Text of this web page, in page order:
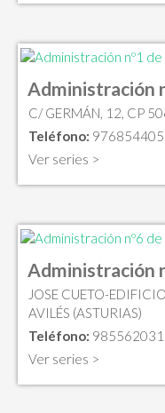
Administración
C/ GERMÁN, 12, CP
Teléfono: 976854405
Ver series >
Administración
JOSE CUETO-
AVILÉS (ASTURIAS)
Teléfono: 985562031
Ver series >